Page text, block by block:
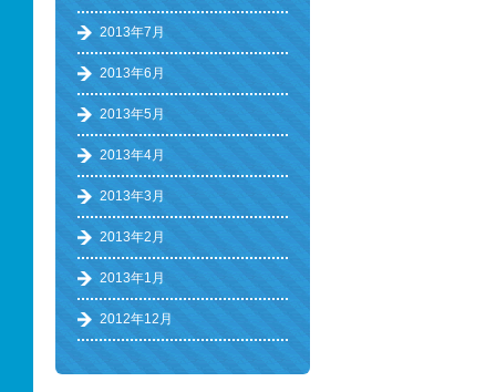
2013年7月
2013年6月
2013年5月
2013年4月
2013年3月
2013年2月
2013年1月
2012年12月